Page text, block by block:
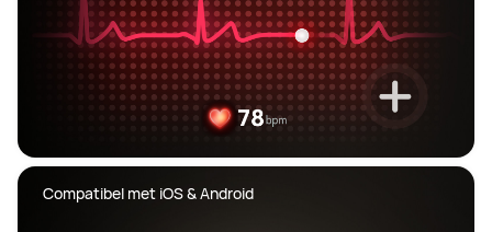
Compatibel met iOS & Android